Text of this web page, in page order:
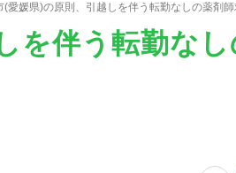
(愛媛県)の原則、引越しを伴う転勤なしの薬剤
を伴う転勤な